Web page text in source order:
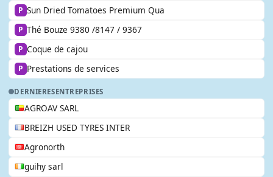
P Sun Dried Tomatoes Premium Qua
P Thé Bouze 9380 /8147 / 9367
P Coque de cajou
P Prestations de services
DERNIERESENTREPRISES
AGROAV SARL
BREIZH USED TYRES INTER
Agronorth
guihy sarl